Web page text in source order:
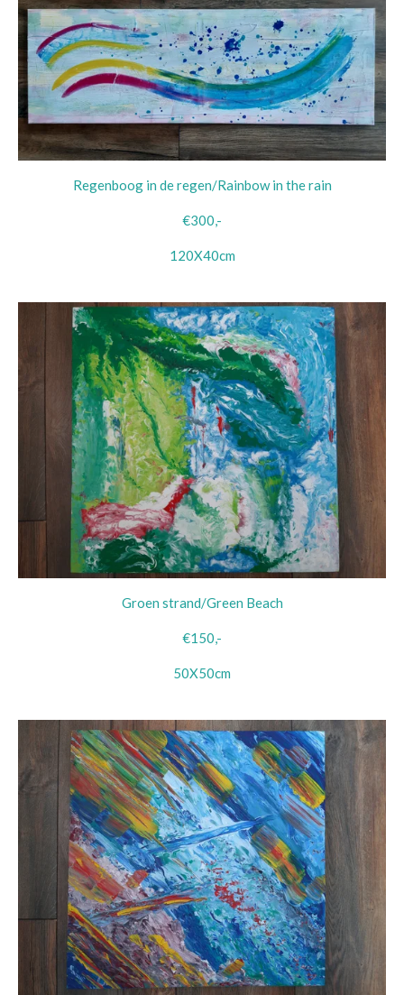
Regenboog in de regen/Rainbow in the rain
€300,-
120X40cm
Groen strand/Green Beach
€150,-
50X50cm